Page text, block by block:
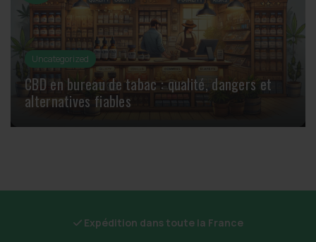
Uncategorized
CBD en bureau de tabac : qualité, dangers et
alternatives fiables
Expédition dans toute la France